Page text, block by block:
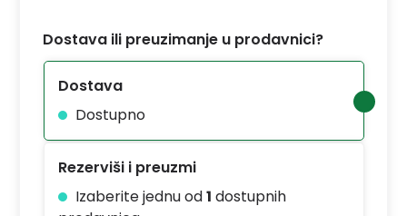
Dostava ili preuzimanje u prodavnici?
Dostava
Dostupno
Rezerviši i preuzmi
Izaberite jednu od1 dostupnih